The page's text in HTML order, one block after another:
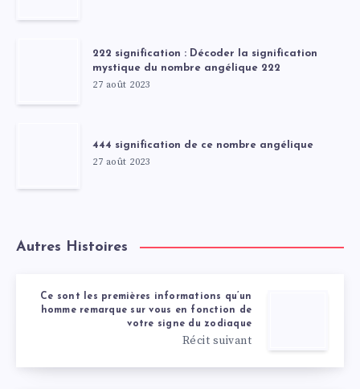
222 signification : Décoder la signification
mystique du nombre angélique 222
27 août 2023
444 signification de ce nombre angélique
27 août 2023
Autres Histoires
Ce sont les premières informations qu’un
homme remarque sur vous en fonction de
votre signe du zodiaque
Récit suivant